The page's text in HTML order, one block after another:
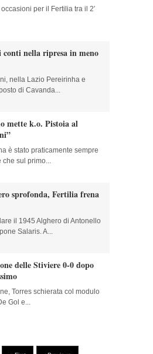
per il Fertilia tra il 2′
nella ripresa in meno
nella Lazio Pereirinha e
di Cavanda...
mette k.o. Pistoia al
è stato praticamente sempre
che sul primo...
sprofonda, Fertilia frena
il 1945 Alghero di Antonello
Salaris. A...
delle Stiviere 0-0 dopo
Torres schierata col modulo
Gol e...